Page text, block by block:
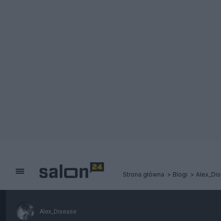
Strona główna Blogi
Alex_Disease